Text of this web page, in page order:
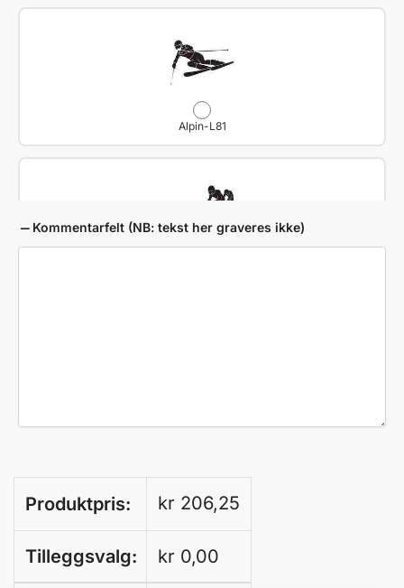
Alpin-L81
Gevær blink-L84
Kommentarfelt (NB: tekst her graveres ikke)
Produktpris: kr 206,25
Tilleggsvalg: kr 0,00